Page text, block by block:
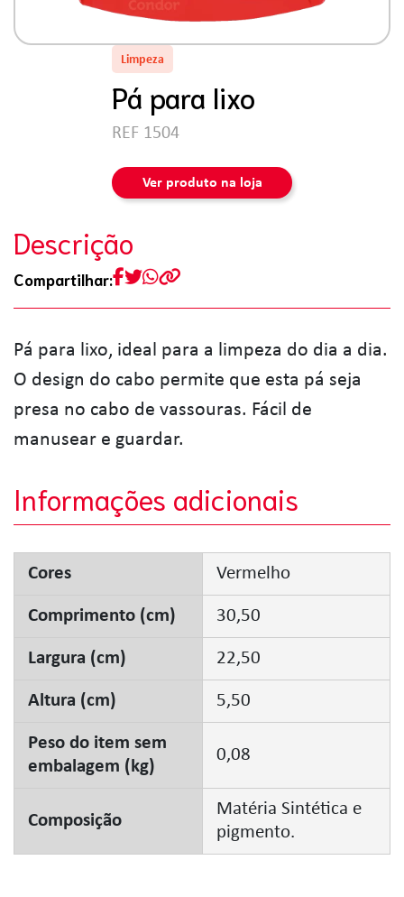
Limpeza
Pá para lixo
REF 1504
Ver produto na loja
Descrição
Compartilhar:
Pá para lixo, ideal para a limpeza do dia a dia.
O design do cabo permite que esta pá seja
presa no cabo de vassouras. Fácil de
manusear e guardar.
Informações adicionais
Cores Vermelho
Comprimento (cm) 30,50
Largura (cm) 22,50
Altura (cm) 5,50
Peso do item sem
embalagem (kg)
0,08
Composição
Matéria Sintética e
pigmento.